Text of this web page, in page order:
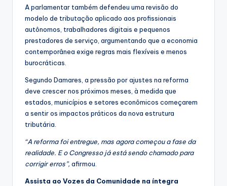
A parlamentar também defendeu uma revisão do
modelo de tributação aplicado aos profissionais
autônomos, trabalhadores digitais e pequenos
prestadores de serviço, argumentando que a economia
contemporânea exige regras mais flexíveis e menos
burocráticas.
Segundo Damares, a pressão por ajustes na reforma
deve crescer nos próximos meses, à medida que
estados, municípios e setores econômicos começarem
a sentir os impactos práticos da nova estrutura
tributária.
“A reforma foi entregue, mas agora começou a fase da
realidade. E o Congresso já está sendo chamado para
corrigir erros”, afirmou.
Assista ao Vozes da Comunidade na íntegra